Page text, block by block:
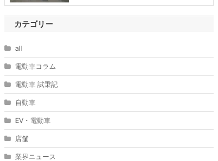
カテゴリー
all
電動車コラム
電動車 試乗記
自動車
EV・電動車
店舗
業界ニュース